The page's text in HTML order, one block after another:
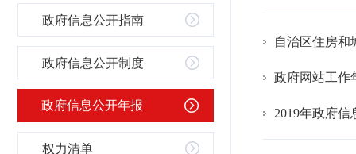
政府信息公开指南
政府信息公开制度
政府信息公开年报
权力清单
自治区住房和
政府网站工作
2019年政府信